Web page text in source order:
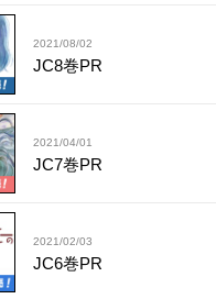
2021/08/02
JC8巻PR
2021/04/01
JC7巻PR
2021/02/03
JC6巻PR